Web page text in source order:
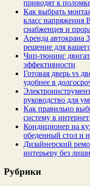
приводят к
Как выбрать
класс напряжения
снабженцев и
Аренда автокрана
решение для
Чип‑тюнинг
эффективности
Готовая дверь vs
удобнее в
руководство для
Как правильно
систему в
Кондиционер на
обеденный стол и
Дизайнерский
интерьеру без
Рубрики